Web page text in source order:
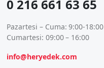
0 216 661 63 65
Pazartesi – Cuma: 9:00-18:00
Cumartesi: 09:00 – 16:00
info@heryedek.com